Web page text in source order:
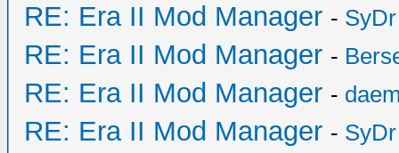
RE: Era II Mod Manager - SyDr
RE: Era II Mod Manager -
RE: Era II Mod Manager -
RE: Era II Mod Manager - SyDr